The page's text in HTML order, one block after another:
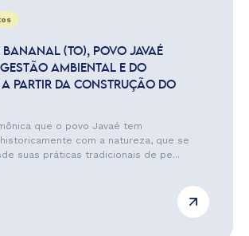
(TO), POVO JAVAÉ
GESTÃO AMBIENTAL E DO
A PARTIR DA CONSTRUÇÃO DO
que o povo Javaé tem
com a natureza, que se
suas práticas tradicionais de pe...